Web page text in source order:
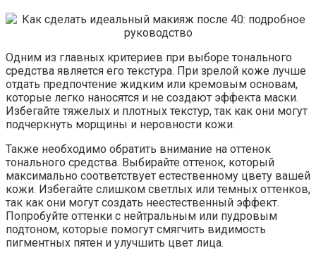
Одним из главных критериев при выборе тонального
средства является его текстура. При зрелой коже лучше
отдать предпочтение жидким или кремовым основам,
которые легко наносятся и не создают эффекта маски.
Избегайте тяжелых и плотных текстур, так как они могут
подчеркнуть морщины и неровности кожи.
Также необходимо обратить внимание на оттенок
тонального средства. Выбирайте оттенок, который
максимально соответствует естественному цвету вашей
кожи. Избегайте слишком светлых или темных оттенков,
так как они могут создать неестественный эффект.
Попробуйте оттенки с нейтральным или пудровым
подтоном, которые помогут смягчить видимость
пигментных пятен и улучшить цвет лица.